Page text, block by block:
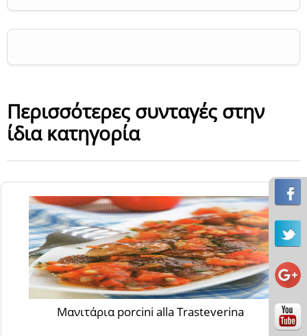
Περισσότερες συνταγές στην
ίδια κατηγορία
Μανιτάρια porcini alla Trasteverina